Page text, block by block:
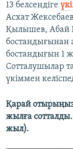
13 белсендіге
Асхат
Қылышев, Абай
бостандығынан
бостандығын 1
Сотталушылар
үкіммен
Қарай
жылға сотталды.
жыл).